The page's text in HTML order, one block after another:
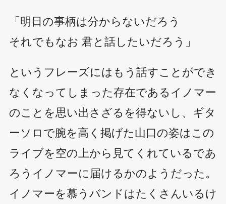
「明日の事柄は分からないだろう
それでもなお 君と話したいだろう」
というフレーズにはもう話すことができ
なくなってしまった存在であるイノマー
のことを思い出さざるを得ないし、ギタ
ーソロで腕を高く掲げた山口の姿はこの
ライブを空の上から見てくれているであ
ろうイノマーに届けるかのようだった。
イノマーを慕うバンドはたくさんいるけ